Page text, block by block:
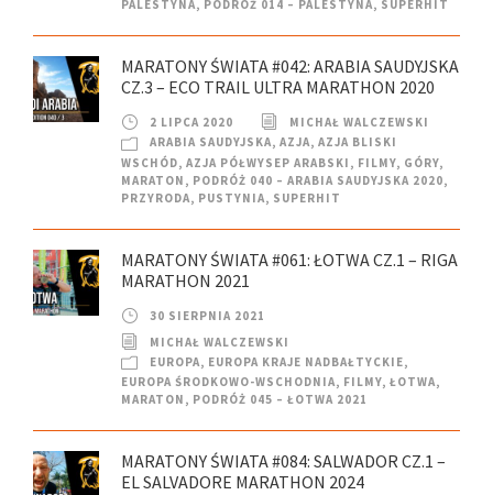
PALESTYNA, PODRÓŻ 014 – PALESTYNA, SUPERHIT
MARATONY ŚWIATA #042: ARABIA SAUDYJSKA
CZ.3 – ECO TRAIL ULTRA MARATHON 2020
2 LIPCA 2020
MICHAŁ WALCZEWSKI
ARABIA SAUDYJSKA, AZJA, AZJA BLISKI
WSCHÓD, AZJA PÓŁWYSEP ARABSKI , FILMY, GÓRY,
MARATON , PODRÓŻ 040 – ARABIA SAUDYJSKA 2020,
PRZYRODA, PUSTYNIA, SUPERHIT
MARATONY ŚWIATA #061: ŁOTWA CZ.1 – RIGA
MARATHON 2021
30 SIERPNIA 2021
MICHAŁ WALCZEWSKI
EUROPA, EUROPA KRAJE NADBAŁTYCKIE,
EUROPA ŚRODKOWO-WSCHODNIA, FILMY, ŁOTWA,
MARATON , PODRÓŻ 045 – ŁOTWA 2021
MARATONY ŚWIATA #084: SALWADOR CZ.1 –
EL SALVADORE MARATHON 2024